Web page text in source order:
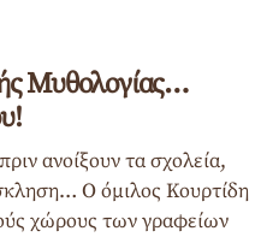
Μυθολογίας…
ανοίξουν τα σχολεία,
Ο όμιλος Κουρτίδη
χώρους των γραφείων